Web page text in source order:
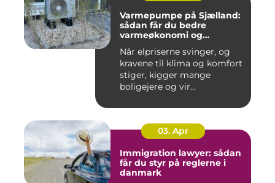
Varmepumpe på Sjælland:
sådan får du bedre
varmeøkonomi og
Når elpriserne svinger, og
kravene til klima og komfort
stiger, kigger mange
boligejere og vir...
03. Apr
Immigration lawyer: sådan
får du styr på reglerne i
danmark